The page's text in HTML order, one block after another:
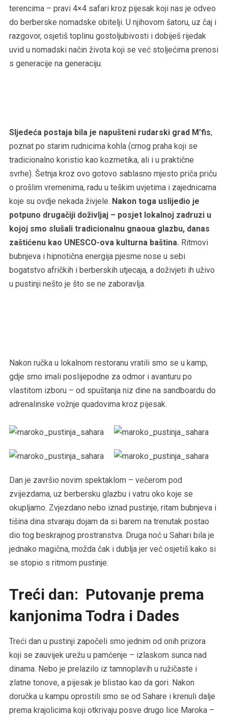
terencima – pravi 4×4 safari kroz pijesak koji nas je odveo
do berberske nomadske obitelji. U njihovom šatoru, uz čaj i
razgovor, osjetiš toplinu gostoljubivosti i dobiješ rijedak
uvid u nomadski način života koji se već stoljećima prenosi
s generacije na generaciju.
Sljedeća postaja bila je napušteni rudarski grad M’fis,
poznat po starim rudnicima kohla (crnog praha koji se
tradicionalno koristio kao kozmetika, ali i u praktične
svrhe). Šetnja kroz ovo gotovo sablasno mjesto priča priču
o prošlim vremenima, radu u teškim uvjetima i zajednicama
koje su ovdje nekada živjele. Nakon toga uslijedio je
potpuno drugačiji doživljaj – posjet lokalnoj zadruzi u
kojoj smo slušali tradicionalnu gnaoua glazbu, danas
zaštićenu kao UNESCO-ova kulturna baština. Ritmovi
bubnjeva i hipnotična energija pjesme nose u sebi
bogatstvo afričkih i berberskih utjecaja, a doživjeti ih uživo
u pustinji nešto je što se ne zaboravlja.
Nakon ručka u lokalnom restoranu vratili smo se u kamp,
gdje smo imali poslijepodne za odmor i avanturu po
vlastitom izboru – od spuštanja niz dine na sandboardu do
adrenalinske vožnje quadovima kroz pijesak.
Dan je završio novim spektaklom – večerom pod
zvijezdama, uz berbersku glazbu i vatru oko koje se
okupljamo. Zvjezdano nebo iznad pustinje, ritam bubnjeva i
tišina dina stvaraju dojam da si barem na trenutak postao
dio tog beskrajnog prostranstva. Druga noć u Sahari bila je
jednako magična, možda čak i dublja jer već osjetiš kako si
se stopio s ritmom pustinje.
Treći dan: Putovanje prema
kanjonima Todra i Dades
Treći dan u pustinji započeli smo jednim od onih prizora
koji se zauvijek urežu u pamćenje – izlaskom sunca nad
dinama. Nebo je prelazilo iz tamnoplavih u ružičaste i
zlatne tonove, a pijesak je blistao kao da gori. Nakon
doručka u kampu oprostili smo se od Sahare i krenuli dalje
prema krajolicima koji otkrivaju posve drugo lice Maroka –